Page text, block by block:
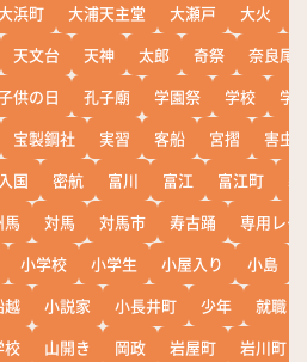
浜町 大浦天主堂 大瀬戸 大火
天文台 天神 太郎 奇祭
奈良尾
供の日 孔子廟 学園祭 学校
学
宝製鋼社 実習 客船 宮摺
害虫
国 密航 富川 富江 富江町
馬 対馬 対馬市 寿古踊
専用レー
小学校 小学生 小屋入り 小島
越 小説家 小長井町 少年
就職
校 山開き 岡政 岩屋町
岩川町